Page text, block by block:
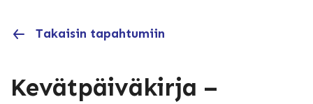
Takaisin tapahtumiin
Kevätpäiväkirja –